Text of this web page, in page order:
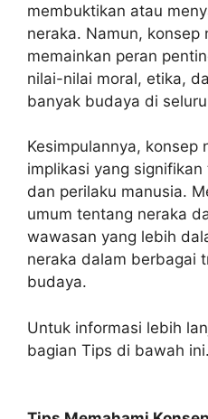
membuktikan atau
neraka. Namun, konsep
memainkan peran
nilai-nilai moral, etika,
banyak budaya di
Kesimpulannya, konsep
implikasi yang
dan perilaku manusia.
umum tentang neraka
wawasan yang lebih
neraka dalam berbagai
budaya.
Untuk informasi lebih
bagian Tips di bawah ini.